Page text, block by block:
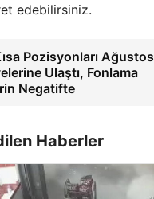
edebilirsiniz.
Pozisyonları Ağustos
Ulaştı, Fonlama
Negatifte
Haberler